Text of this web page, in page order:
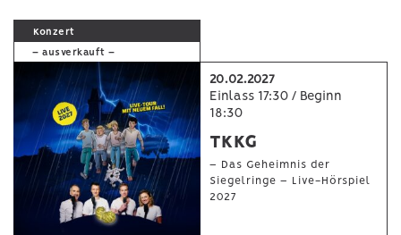
Konzert
– ausverkauft –
20.02.2027
Einlass 17:30 / Beginn
18:30
TKKG
– Das Geheimnis der
Siegelringe – Live-Hörspiel
2027